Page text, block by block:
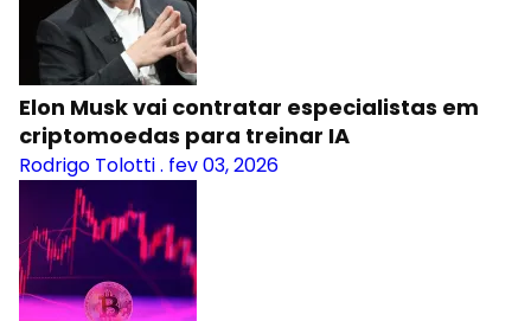
Elon Musk vai contratar especialistas em
criptomoedas para treinar IA
Rodrigo Tolotti. fev 03, 2026